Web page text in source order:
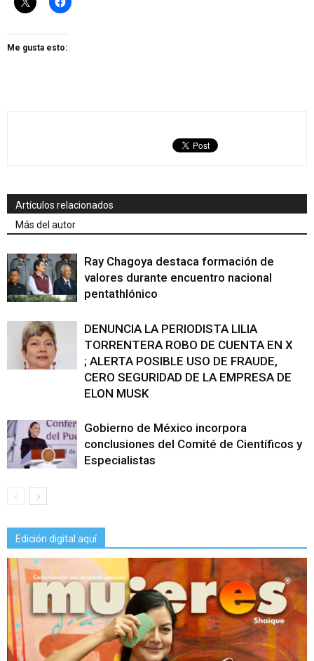
Me gusta esto:
Artículos relacionados
Más del autor
Ray Chagoya destaca formación de
valores durante encuentro nacional
pentathlónico
DENUNCIA LA PERIODISTA LILIA
TORRENTERA ROBO DE CUENTA EN X
; ALERTA POSIBLE USO DE FRAUDE,
CERO SEGURIDAD DE LA EMPRESA DE
ELON MUSK
Gobierno de México incorpora
conclusiones del Comité de Científicos y
Especialistas
Edición digital aquí